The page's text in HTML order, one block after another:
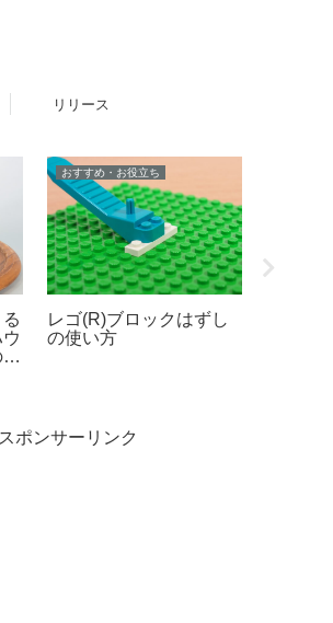
リリース
おすすめ・お役立ち
レゴ(R)ブロックはずし
の使い方
スポンサーリンク